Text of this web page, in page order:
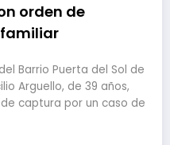
orden de
Barrio Puerta del Sol de
Arguello, de 39 años,
captura por un caso de